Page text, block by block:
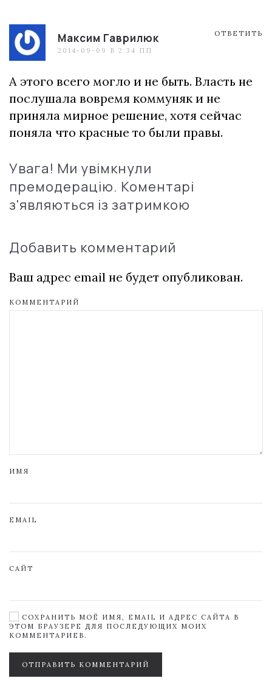
Максим Гаврилюк
2014-09-09 В 2:34 ПП
ОТВЕТИТЬ
А этого всего могло и не быть. Власть не
послушала вовремя коммуняк и не
приняла мирное решение, хотя сейчас
поняла что красные то были правы.
Увага! Ми увімкнули
премодерацію. Коментарі
з'являються із затримкою
Добавить комментарий
Ваш адрес email не будет опубликован.
КОММЕНТАРИЙ
ИМЯ
EMAIL
САЙТ
СОХРАНИТЬ МОЁ ИМЯ, EMAIL И АДРЕС САЙТА В
ЭТОМ БРАУЗЕРЕ ДЛЯ ПОСЛЕДУЮЩИХ МОИХ
КОММЕНТАРИЕВ.
ОТПРАВИТЬ КОММЕНТАРИЙ